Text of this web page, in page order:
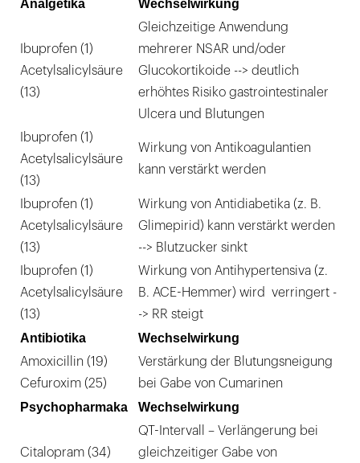
Analgetika Wechselwirkung
Ibuprofen (1)
Acetylsalicylsäure
(13)
Gleichzeitige Anwendung
mehrerer NSAR und/oder
Glucokortikoide --> deutlich
erhöhtes Risiko gastrointestinaler
Ulcera und Blutungen
Ibuprofen (1)
Acetylsalicylsäure
(13)
Wirkung von Antikoagulantien
kann verstärkt werden
Ibuprofen (1)
Acetylsalicylsäure
(13)
Wirkung von Antidiabetika (z. B.
Glimepirid) kann verstärkt werden
--> Blutzucker sinkt
Ibuprofen (1)
Acetylsalicylsäure
(13)
Wirkung von Antihypertensiva (z.
B. ACE-Hemmer) wird verringert -
-> RR steigt
Antibiotika Wechselwirkung
Amoxicillin (19)
Cefuroxim (25)
Verstärkung der Blutungsneigung
bei Gabe von Cumarinen
Psychopharmaka Wechselwirkung
Citalopram (34)
QT-Intervall – Verlängerung bei
gleichzeitiger Gabe von